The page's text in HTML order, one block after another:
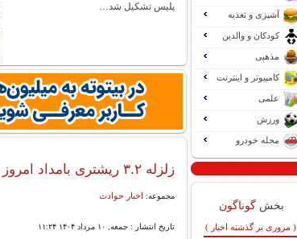
پلیس تشکیل شد…
زلزله ۳.۲ ریشتری بامداد امروز تهران را لرزاند
مجموعه: اخبار حوادث
تاریخ انتشار : جمعه, ۱۰ مرداد ۱۴۰۴ ۱۱:۲۴
آشپزی و تغذیه
کودکان و والدین
مذهبی
کامپیوتر و اینترنت
علمی
ورزش
مجله خودرو
بخش گوناگون
( مروری بر گذشته اخبار )